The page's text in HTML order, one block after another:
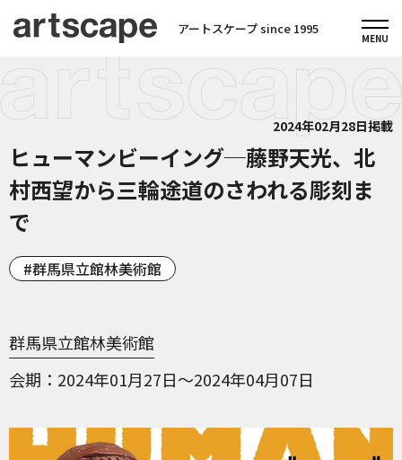
アートスケープ since 1995
2024年02月28日掲載
ヒューマンビーイング─藤野天光、北
村西望から三輪途道のさわれる彫刻ま
で
群馬県立館林美術館
群馬県立館林美術館
会期
2024年01月27日～2024年04月07日